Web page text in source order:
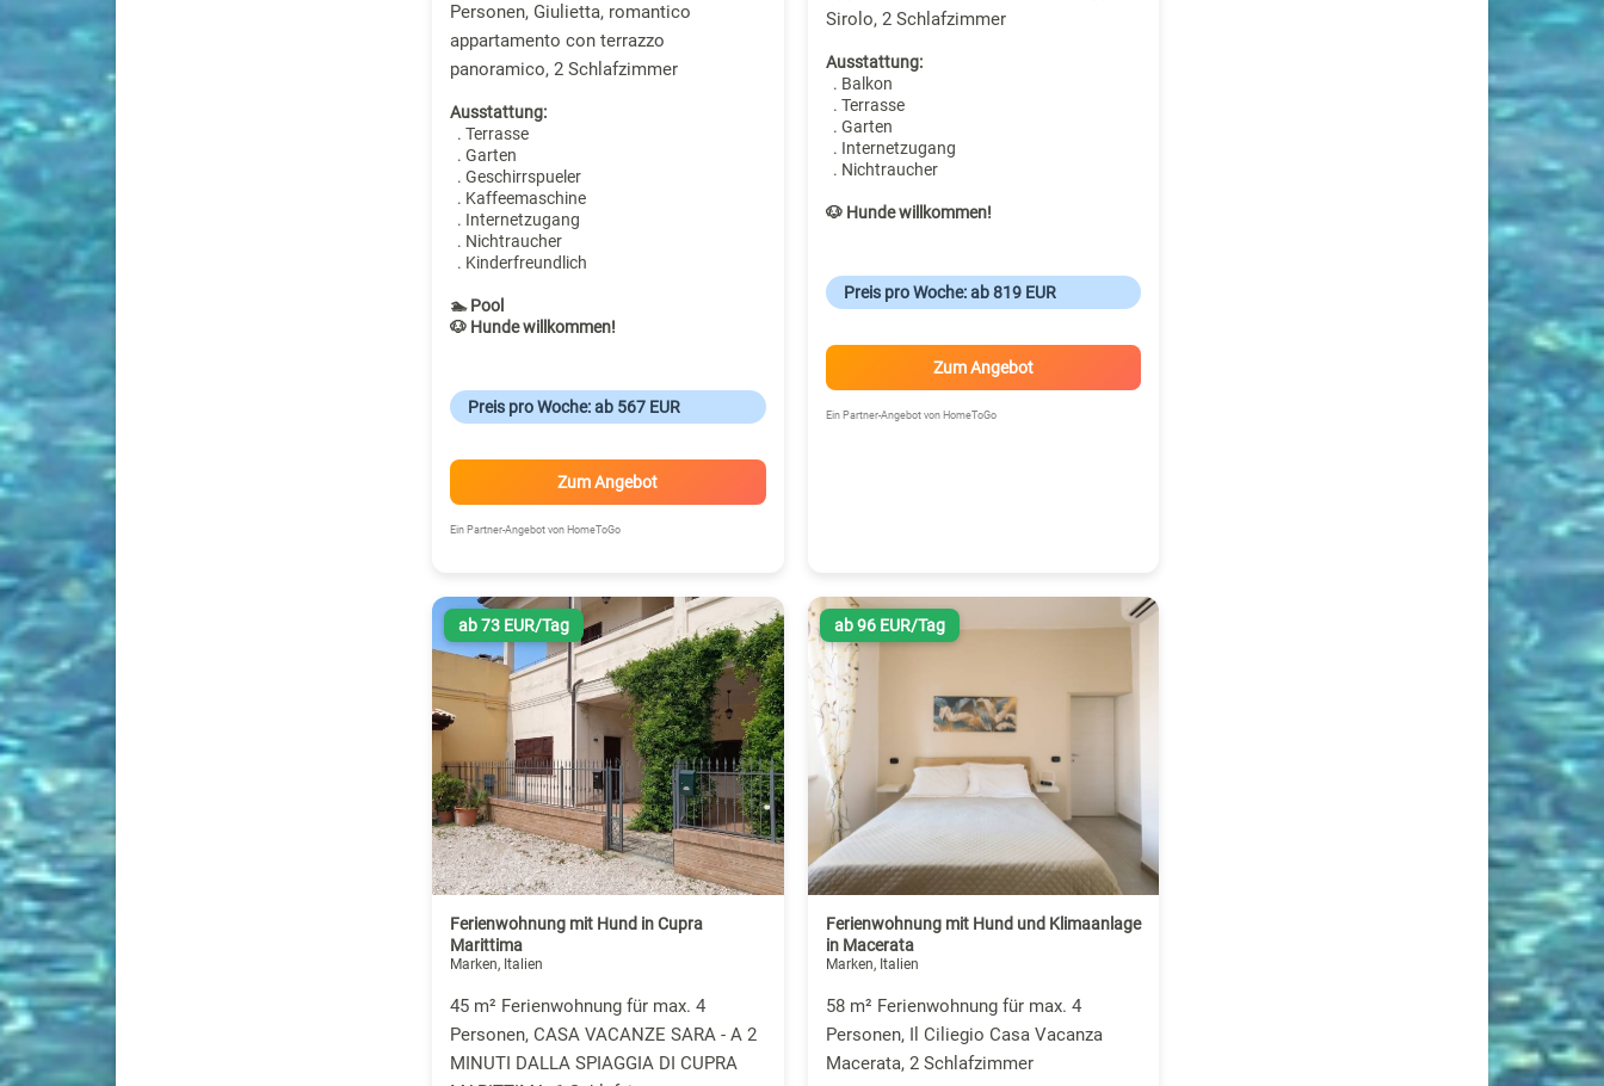
Personen, Giulietta, romantico
appartamento con terrazzo
panoramico, 2 Schlafzimmer
Ausstattung:
. Terrasse
. Garten
. Geschirrspueler
. Kaffeemaschine
. Internetzugang
. Nichtraucher
. Kinderfreundlich
🏊 Pool
🐶 Hunde willkommen!
Preis pro Woche: ab 567 EUR
Zum Angebot
Ein Partner-Angebot von HomeToGo
Sirolo, 2 Schlafzimmer
Ausstattung:
. Balkon
. Terrasse
. Garten
. Internetzugang
. Nichtraucher
🐶 Hunde willkommen!
Preis pro Woche: ab 819 EUR
Zum Angebot
Ein Partner-Angebot von HomeToGo
ab 73 EUR/Tag
Ferienwohnung mit Hund in Cupra
Marittima
Marken, Italien
45 m² Ferienwohnung für max. 4
Personen, CASA VACANZE SARA - A 2
MINUTI DALLA SPIAGGIA DI CUPRA
ab 96 EUR/Tag
Ferienwohnung mit Hund und Klimaanlage
in Macerata
Marken, Italien
58 m² Ferienwohnung für max. 4
Personen, Il Ciliegio Casa Vacanza
Macerata, 2 Schlafzimmer